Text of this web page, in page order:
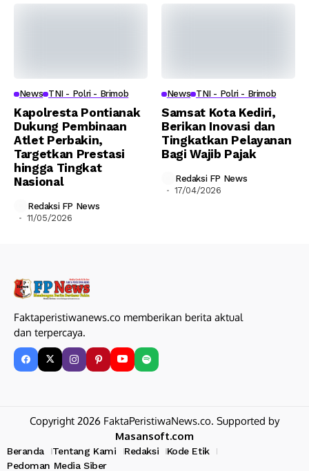
News TNI - Polri - Brimob
Kapolresta Pontianak
Dukung Pembinaan
Atlet Perbakin,
Targetkan Prestasi
hingga Tingkat
Nasional
Redaksi FP News
11/05/2026
News TNI - Polri - Brimob
Samsat Kota Kediri,
Berikan Inovasi dan
Tingkatkan Pelayanan
Bagi Wajib Pajak
Redaksi FP News
17/04/2026
Faktaperistiwanews.co memberikan berita aktual
dan terpercaya.
Copyright 2026 FaktaPeristiwaNews.co. Supported by
Masansoft.com
Beranda Tentang Kami Redaksi
Kode Etik
Pedoman Media Siber